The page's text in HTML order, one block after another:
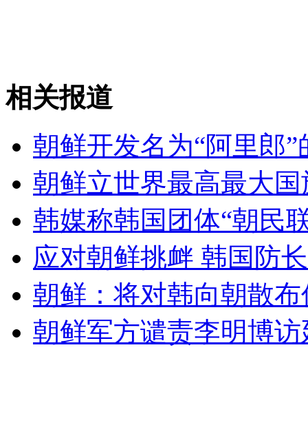
女孩北京地铁殴打老人 痛下狠手拳打脚踢
无痛分娩是否安全 医生回应
外交部：反对强权政治霸凌主义
外交部：有关国家言论片面不公正
相关报道
朝鲜开发名为“阿里郎
朝鲜立世界最高最大
韩媒称韩国团体“朝民
应对朝鲜挑衅 韩国防
朝鲜：将对韩向朝散
朝鲜军方谴责李明博